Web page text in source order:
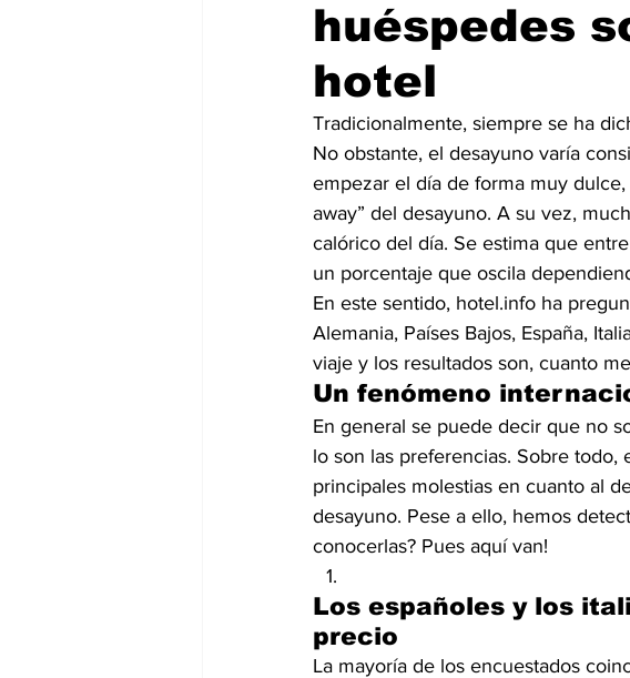
huéspedes
hotel
Tradicionalmente, siempre se ha
No obstante, el desayuno varía
empezar el día de forma muy
away” del desayuno. A su vez,
calórico del día. Se estima que
un porcentaje que oscila
En este sentido, hotel.info ha
Alemania, Países Bajos, España,
viaje y los resultados son, cuanto
Un fenómeno
En general se puede decir que no
lo son las preferencias. Sobre
principales molestias en cuanto al
desayuno. Pese a ello, hemos
conocerlas? Pues aquí van!
Los españoles y los
precio
La mayoría de los encuestados